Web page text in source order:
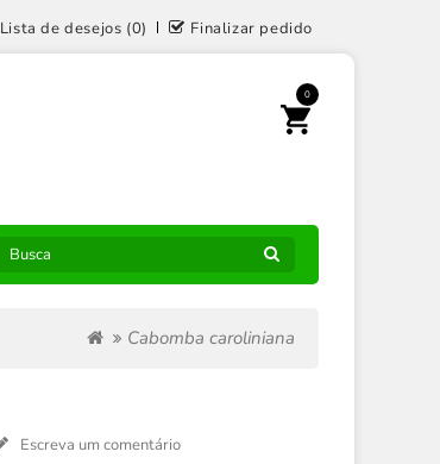
Lista de desejos (0) Finalizar pedido
0
Cabomba caroliniana
Escreva um comentário